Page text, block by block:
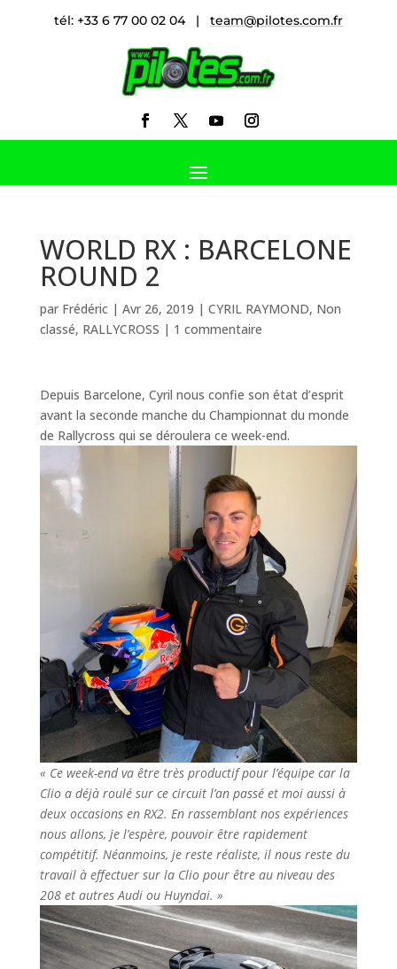
tél: +33 6 77 00 02 04 | team@pilotes.com.fr
WORLD RX : BARCELONE
ROUND 2
par Frédéric| Avr 26, 2019 | CYRIL RAYMOND, Non
classé, RALLYCROSS | 1 commentaire
Depuis Barcelone, Cyril nous confie son état d’esprit
avant la seconde manche du Championnat du monde
de Rallycross qui se déroulera ce week-end.
« Ce week-end va être très productif pour l’équipe car la
Clio a déjà roulé sur ce circuit l’an passé et moi aussi à
deux occasions en RX2. En rassemblant nos expériences
nous allons, je l’espère, pouvoir être rapidement
compétitif. Néanmoins, je reste réaliste, il nous reste du
travail à effectuer sur la Clio pour être au niveau des
208 et autres Audi ou Huyndai. »